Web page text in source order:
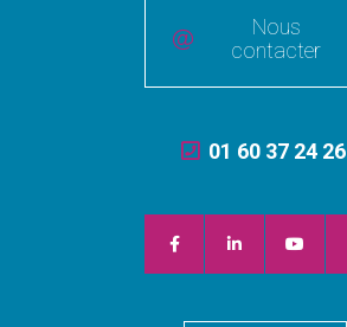
Nous
contacter
01 60 37 24 26